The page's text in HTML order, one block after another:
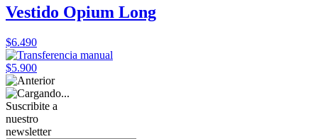
Vestido Opium Long
$6.490
$5.900
Suscribite a
nuestro
newsletter